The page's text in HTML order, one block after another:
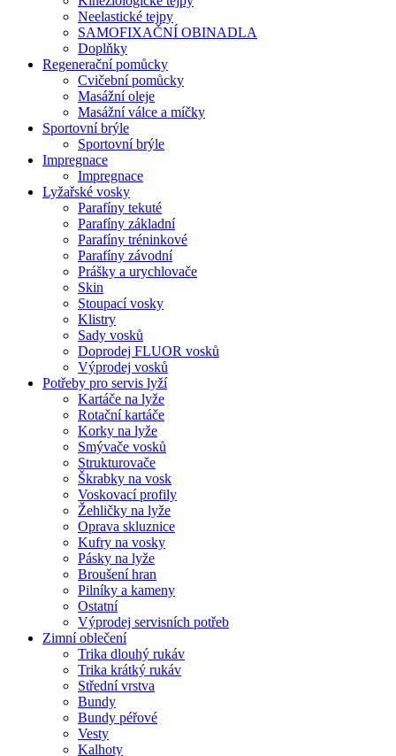
Neelastické tejpy
SAMOFIXAČNÍ OBINADLA
Doplňky
Regenerační pomůcky
Cvičební pomůcky
Masážní oleje
Masážní válce a míčky
Sportovní brýle
Sportovní brýle
Impregnace
Impregnace
Lyžařské vosky
Parafíny tekuté
Parafíny základní
Parafíny tréninkové
Parafíny závodní
Prášky a urychlovače
Skin
Stoupací vosky
Klistry
Sady vosků
Doprodej FLUOR vosků
Výprodej vosků
Potřeby pro servis lyží
Kartáče na lyže
Rotační kartáče
Korky na lyže
Smývače vosků
Strukturovače
Škrabky na vosk
Voskovací profily
Žehličky na lyže
Oprava skluznice
Kufry na vosky
Pásky na lyže
Broušení hran
Pilníky a kameny
Ostatní
Výprodej servisních potřeb
Zimní oblečení
Trika dlouhý rukáv
Trika krátký rukáv
Střední vrstva
Bundy
Bundy péřové
Vesty
Kalhoty